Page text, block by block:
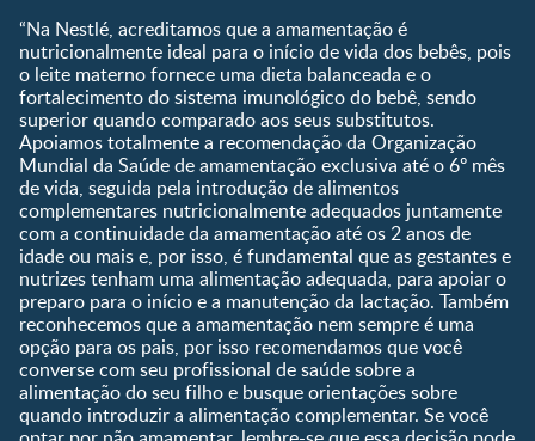
Fale conosco
Shopping
Compre Agora
Gravidez
Pós-Parto
0 a 5 meses
6 a 8 meses
9 a 12 meses
1 a 3 anos
Pré-escolar
Desenvolvimento
Ser Mãe e Pai
Nutrição, Alimentação e
Saúde
Ferramentas
Quando eu ficarei fértil?
Que dia meu bebê vai
nascer?
Guia de Nomes para Bebê
Calendário de semanas de
gravidez
“Na Nestlé, acreditamos que a amamentação é
nutricionalmente ideal para o início de vida dos bebês, pois
o leite materno fornece uma dieta balanceada e o
fortalecimento do sistema imunológico do bebê, sendo
superior quando comparado aos seus substitutos.
Apoiamos totalmente a recomendação da Organização
Mundial da Saúde de amamentação exclusiva até o 6º mês
de vida, seguida pela introdução de alimentos
complementares nutricionalmente adequados juntamente
com a continuidade da amamentação até os 2 anos de
idade ou mais e, por isso, é fundamental que as gestantes e
nutrizes tenham uma alimentação adequada, para apoiar o
preparo para o início e a manutenção da lactação. Também
reconhecemos que a amamentação nem sempre é uma
opção para os pais, por isso recomendamos que você
converse com seu profissional de saúde sobre a
alimentação do seu filho e busque orientações sobre
quando introduzir a alimentação complementar. Se você